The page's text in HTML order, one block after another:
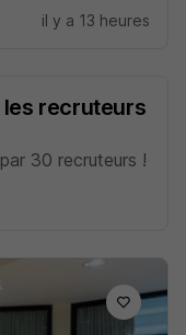
il y a 13 heures
les recruteurs
30 recruteurs !